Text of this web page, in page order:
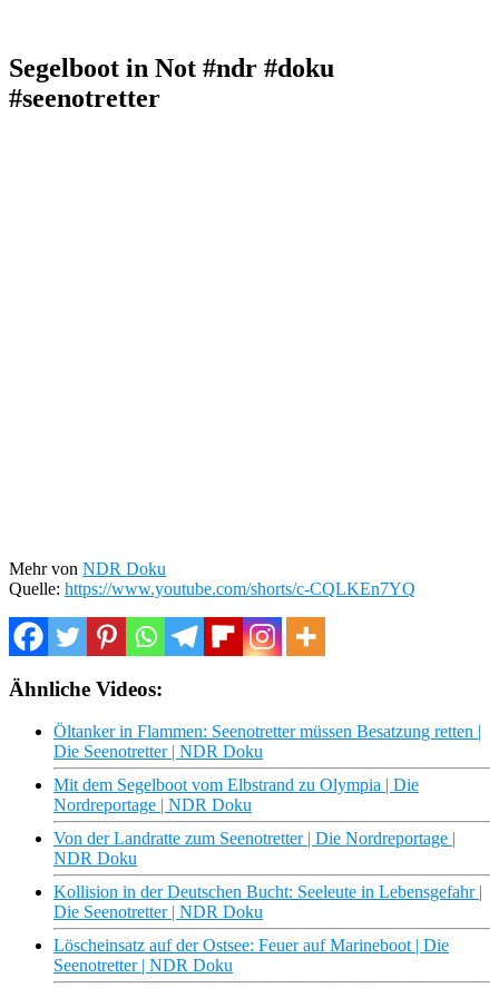
Segelboot in Not #ndr #doku
#seenotretter
Mehr von NDR Doku
Quelle: https://www.youtube.com/shorts/c-CQLKEn7YQ
Ähnliche Videos:
Öltanker in Flammen: Seenotretter müssen Besatzung retten |
Die Seenotretter | NDR Doku
Mit dem Segelboot vom Elbstrand zu Olympia | Die
Nordreportage | NDR Doku
Von der Landratte zum Seenotretter | Die Nordreportage |
NDR Doku
Kollision in der Deutschen Bucht: Seeleute in Lebensgefahr |
Die Seenotretter | NDR Doku
Löscheinsatz auf der Ostsee: Feuer auf Marineboot | Die
Seenotretter | NDR Doku